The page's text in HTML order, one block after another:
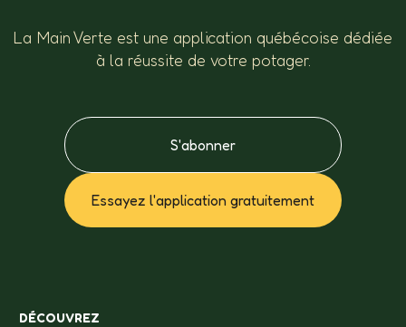
La Main Verte est une application québécoise dédiée
à la réussite de votre potager.
S'abonner
Essayez l'application gratuitement
DÉCOUVREZ